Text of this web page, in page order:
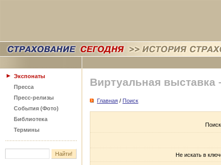
Экспонаты
Пресса
Пресс-релизы
События (Фото)
Библиотека
Термины
Виртуальная выставка
Главная / Поиск
Не искать в